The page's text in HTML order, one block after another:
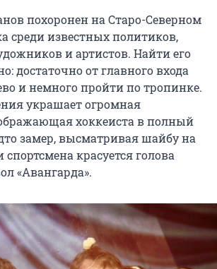
похоронен на Старо-Северном
среди известных политиков,
и артистов. Найти его
достаточно от главного входа
и немного пройти по тропинке.
украшает огромная
хоккеиста в полный
замер, высматривая шайбу на
красуется голова
«Авангарда».